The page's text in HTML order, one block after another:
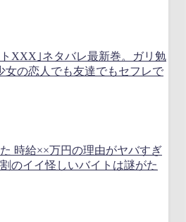
XXX｣ネタバレ最新巻。ガリ勉
女の恋人でも友達でもセフレで
時給××万円の理由がヤバすぎ
のイイ怪しいバイトは謎がた